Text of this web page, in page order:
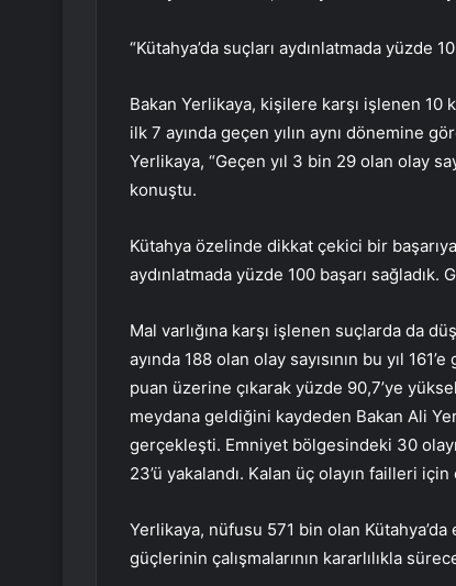
“Kütahya’da suçları aydınlatmada yüzde
Bakan Yerlikaya, kişilere karşı işlenen 10
ilk 7 ayında geçen yılın aynı dönemine
Yerlikaya, “Geçen yıl 3 bin 29 olan olay
konuştu.
Kütahya özelinde dikkat çekici bir
aydınlatmada yüzde 100 başarı sağladık.
Mal varlığına karşı işlenen suçlarda da
ayında 188 olan olay sayısının bu yıl
puan üzerine çıkarak yüzde 90,7’ye
meydana geldiğini kaydeden Bakan Ali
gerçekleşti. Emniyet bölgesindeki 30
23’ü yakalandı. Kalan üç olayın failleri
Yerlikaya, nüfusu 571 bin olan
güçlerinin çalışmalarının kararlılıkla